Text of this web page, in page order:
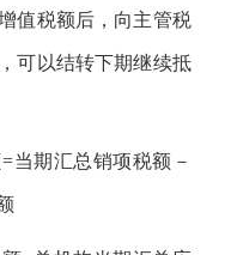
值税额后，向主管税
可以结转下期继续抵
=当期汇总销项税额－